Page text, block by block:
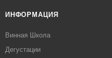
ИНФОРМАЦИЯ
Винная Школа
Дегустации